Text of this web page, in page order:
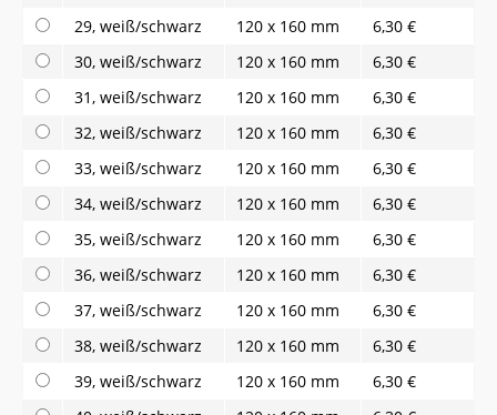
29, weiß/schwarz
120 x 160 mm
6,30 €
30, weiß/schwarz
120 x 160 mm
6,30 €
31, weiß/schwarz
120 x 160 mm
6,30 €
32, weiß/schwarz
120 x 160 mm
6,30 €
33, weiß/schwarz
120 x 160 mm
6,30 €
34, weiß/schwarz
120 x 160 mm
6,30 €
35, weiß/schwarz
120 x 160 mm
6,30 €
36, weiß/schwarz
120 x 160 mm
6,30 €
37, weiß/schwarz
120 x 160 mm
6,30 €
38, weiß/schwarz
120 x 160 mm
6,30 €
39, weiß/schwarz
120 x 160 mm
6,30 €